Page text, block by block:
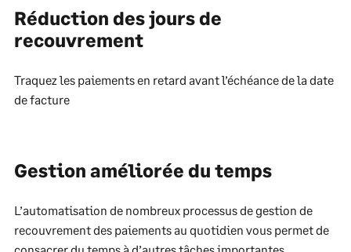
Réduction des jours de
recouvrement
Traquez les paiements en retard avant l’échéance de la date
de facture
Gestion améliorée du temps
L’automatisation de nombreux processus de gestion de
recouvrement des paiements au quotidien vous permet de